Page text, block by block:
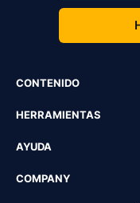
CONTENIDO
HERRAMIENTAS
AYUDA
COMPANY